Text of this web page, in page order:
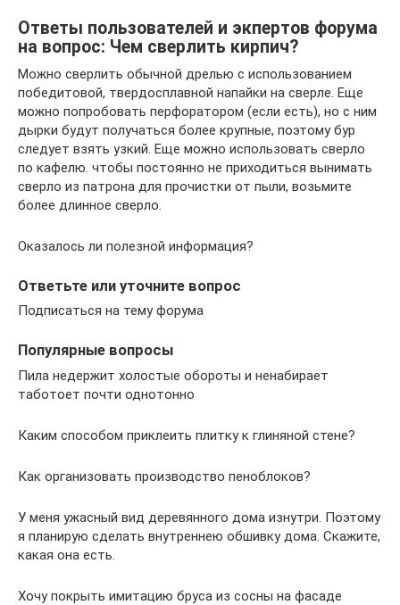
Ответы пользователей и экпертов форума
на вопрос: Чем сверлить кирпич?
Можно сверлить обычной дрелью с использованием
победитовой, твердосплавной напайки на сверле. Еще
можно попробовать перфоратором (если есть), но с ним
дырки будут получаться более крупные, поэтому бур
следует взять узкий. Еще можно использовать сверло
по кафелю. чтобы постоянно не приходиться вынимать
сверло из патрона для прочистки от пыли, возьмите
более длинное сверло.
Оказалось ли полезной информация?
Ответьте или уточните вопрос
Подписаться на тему форума
Популярные вопросы
Пила недержит холостые обороты и ненабирает
таботоет почти однотонно
Каким способом приклеить плитку к глиняной стене?
Как организовать производство пеноблоков?
У меня ужасный вид деревянного дома изнутри. Поэтому
я планирую сделать внутреннею обшивку дома. Скажите,
какая она есть.
Хочу покрыть имитацию бруса из сосны на фасаде